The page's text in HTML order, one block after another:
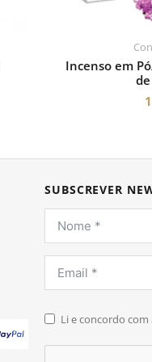
Incenso em
SUBSCREVER
Li e concordo com